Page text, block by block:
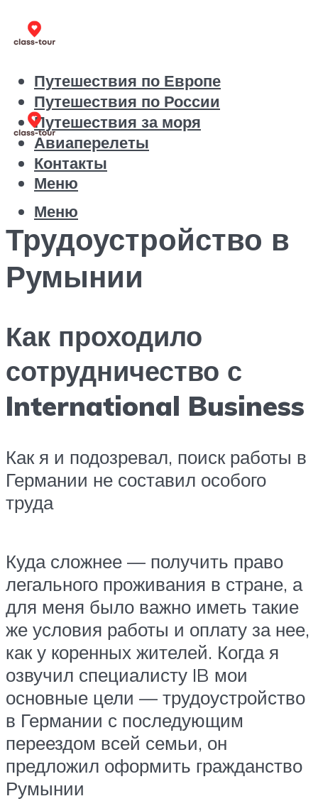
Путешествия по Европе
Путешествия по России
Путешествия за моря
Авиаперелеты
Контакты
Меню
Меню
Трудоустройство в
Румынии
Как проходило
сотрудничество с
International Business
Как я и подозревал, поиск работы в
Германии не составил особого
труда
Куда сложнее — получить право
легального проживания в стране, а
для меня было важно иметь такие
же условия работы и оплату за нее,
как у коренных жителей. Когда я
озвучил специалисту IB мои
основные цели — трудоустройство
в Германии с последующим
переездом всей семьи, он
предложил оформить гражданство
Румынии